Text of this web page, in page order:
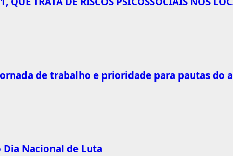
de trabalho e prioridade para pautas do
Nacional de Luta